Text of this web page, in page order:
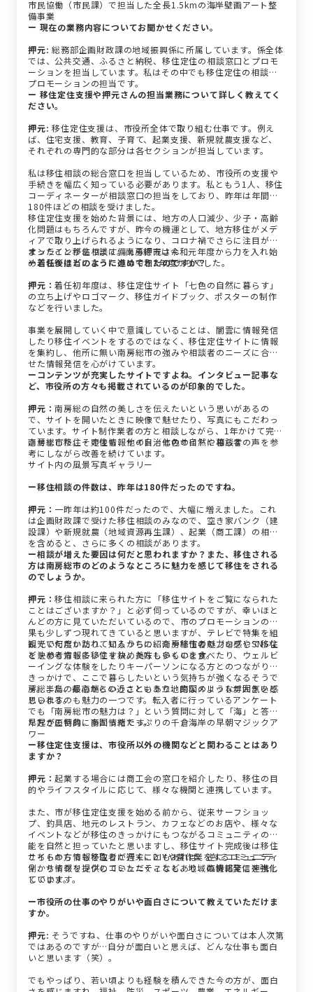
市民協働（市民課）で担当した全長1.5kmの海岸壁画アート整
備事業
ー 現在の業務内容についてお聞かせください。
押元:総務部企画財政課の地域振興係に所属しています。係全体
では、公共交通、ふるさと納税、移住定住の相談窓口とプロモ
ーションを担当しています。私はその中でも移住定住の相談と
プロモーションの担当です。
ー 移住定住支援や押元さんの担当業務について詳しく教えてく
ださい。
押元:移住定住支援は、市役所全体で取り組む仕事です。例え
ば、住宅支援、教育、子育て、起業支援、新規就農支援など、
それぞれの専門的な部分は各セクションが担当しています。
私は移住相談の総合窓口を担当しているため、市役所の支援や
手続きを幅広く知っている必要があります。私ともう1人、移住
コーディネーターが相談窓口の担当をしており、昨年は年間
180件ほどの相談を受けました。
移住定住支援を始めた背景には、地方の人口減少、少子・高齢
化問題はもちろんですが、昨今の機運として、地方移住がメデ
ィアで取り上げられるようになり、コロナ禍でさらに注目が集
まったことがあります。南房総市は令和元年度から力を入れ始
め、私が担当になったのは令和3年度からでした。
オンライン移住相談に備える押元さん
ー着任後はどのように進めてきたのですか？
押元：着任初年度は、移住定住サイト「七色の自然に暮らす」
の立ち上げやロゴマーク、移住ガイドブック、ポスターの制作
などを行いました。
事業を展開していく中で意識していることは、闇雲に情報発信
したり移住イベントをするのではなく、移住定住サイトに情報
を集約し、他所に無い南房総市の強みや相談者のニーズに合わ
せた情報発信を心がけています。
ーコンテンツが充実したサイトですよね。インタビュー記事な
ど、市役所の方々も掲載されているのが印象的でした。
押元：南房総の自然の美しさを伝えたいという思いがあるの
で、サイトを開いたときに映像で魅せたり、写真にもこだわっ
ています。サイト制作業者の方と相談しながら、1年かけて完成
させました。その後も、他の自治体のサイトや相談者の声を参
考にしながら改善を続けています。
南房総市移住・定住情報サイト／七色の自然に暮らす
サイト内の風景写真ギャラリー
ー移住相談の件数は、昨年は180件だったのですね。
押元： 一昨年は約100件だったので、大幅に増えました。これ
は企画財政課で受けた移住相談のみなので、空き家バンク（建
設課）や新規就農（地域資源再生課）、起業（商工課）の相談
を含めると、さらに多くの相談があります。
ー相談が増えた要因は何だと思われますか？また、移住される
方は南房総市のどのようなところに魅力を感じて移住をされる
のでしょうか。
押元：移住相談に来られた方に「移住サイトをご覧になられた
ことはございますか？」と必ず伺っているのですが、幸いほと
んどの方に見ていただいているので、市のプロモーションの効
果も少しずつ現れてきていると思いますが、テレビで特集を組
んでいただいたり、知人からの紹介や移住者のブログやSNSな
どを参考情報に移住を決めた方も多くいます。
観光で何度か訪れているうちに、南房総市の魅力を感じて移住
を決める方も多いですね。美味しいものを食べたり、ウェルビ
ーイングな体験をしたりキーパーソンになる方とのつながりが
きっかけで、ここで暮らしたいという気持ちが強くなるそうで
す。また、都心からの近さという立地的なメリットが大きいと
思います。
房総半島の最南端ということもあり、南国のような雰囲気を感
じられるのも魅力の一つです。転入者に行っているアンケート
でも「南房総市の魅力は？」という質問に対して「海」と答え
た方が圧倒的に多かったです。
早起きの特典、南国情緒たっぷりの千倉海岸の早朝マジックア
ワー
ー移住定住支援は、市役所以外の機関などと関わることはあり
ますか？
押元：起業する場合には商工会の窓口を紹介したり、移住の目
的やライフスタイルに応じて、様々な機関と連携しています。
また、市が移住定住支援を始める前から、従来サーフショッ
プ、釣具店、地元のレストラン、カフェなどのお店や、様々な
イベントなどが移住のきっかけにもつながるコミュニティの機
能を自然と担っていたと思いますし、移住サイト完成後は移住
サイトの方でも移住者が週末にDIYや農作業をするコミュニテ
ィ、サイクリングのコミュニティなど、地域の情報発信を強化
しています。
こちらから情報を取りに行くこともあれば、逆にコミュニティ
側から情報を提供していただくこともあり、臨機応変に連携し
ています。
ー市役所の仕事のやりがいや面白さについて教えていただけま
すか。
押元: そうですね、仕事のやりがいや面白さについては本人次第
ではあるのですが…自分が面白いと思えば、どんな仕事も面白
いと思います（笑）。
でもやっぱり、若い頃よりも経験を積んできた今の方が、面白